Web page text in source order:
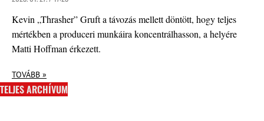
Kevin „Thrasher” Gruft a távozás mellett döntött, hogy teljes
mértékben a produceri munkáira koncentrálhasson, a helyére
Matti Hoffman érkezett.
TOVÁBB »
TELJES ARCHÍVUM